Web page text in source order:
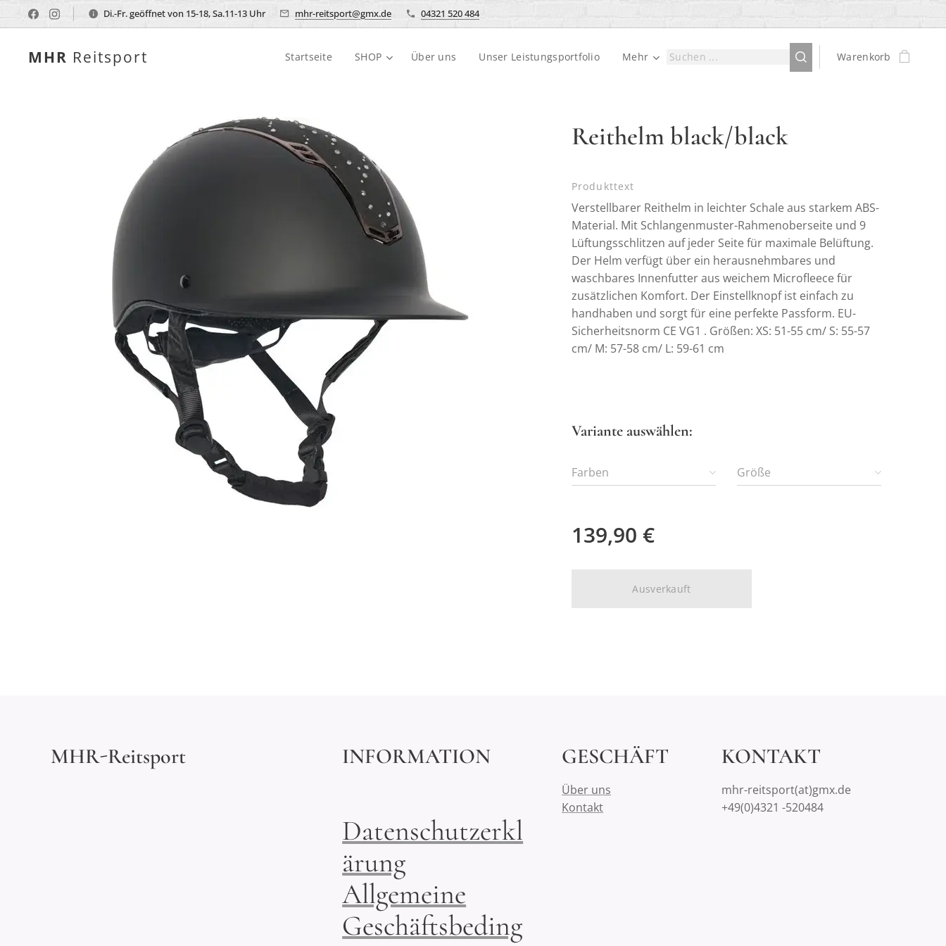
Di.-Fr. geöffnet von 15-18, Sa.11-13 Uhr mhr-reitsport@gmx.de 04321 520 484
MHR Reitsport Startseite SHOP Über uns Unser Leistungsportfolio Mehr Warenkorb
Reithelm black/black
Produkttext
Verstellbarer Reithelm in leichter Schale aus starkem ABS-
Material. Mit Schlangenmuster-Rahmenoberseite und 9
Lüftungsschlitzen auf jeder Seite für maximale Belüftung.
Der Helm verfügt über ein herausnehmbares und
waschbares Innenfutter aus weichem Microfleece für
zusätzlichen Komfort. Der Einstellknopf ist einfach zu
handhaben und sorgt für eine perfekte Passform. EU-
Sicherheitsnorm CE VG1 . Größen: XS: 51-55 cm/ S: 55-57
cm/ M: 57-58 cm/ L: 59-61 cm
Variante auswählen:
Farben Größe
139,90 €
Ausverkauft
MHR-Reitsport INFORMATION
Datenschutzerkl
ärung
Allgemeine
Geschäftsbeding
GESCHÄFT
Über uns
Kontakt
KONTAKT
mhr-reitsport(at)gmx.de
+49(0)4321 -520484